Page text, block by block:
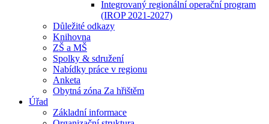
Integrovaný regionální operační program
(IROP 2021-2027)
Důležité odkazy
Knihovna
ZŠ a MŠ
Spolky & sdružení
Nabídky práce v regionu
Anketa
Obytná zóna Za hřištěm
Úřad
Základní informace